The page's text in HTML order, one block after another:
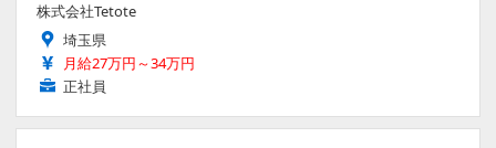
株式会社Tetote
埼玉県
月給27万円～34万円
正社員